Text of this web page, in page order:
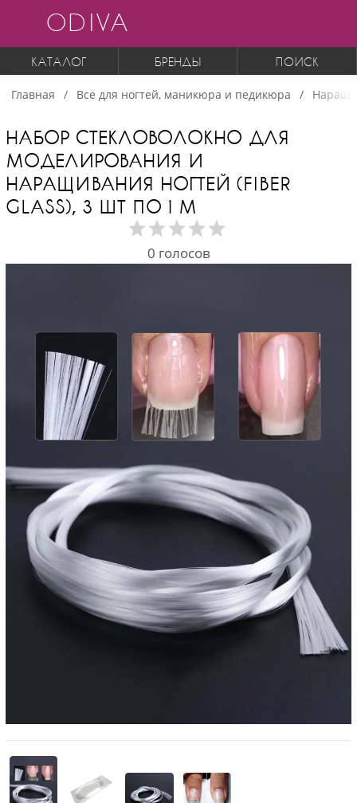
ODIVA
КАТАЛОГ БРЕНДЫ ПОИСК
Главная Все для ногтей, маникюра и педикюра
НАБОР СТЕКЛОВОЛОКНО ДЛЯ
МОДЕЛИРОВАНИЯ И
НАРАЩИВАНИЯ НОГТЕЙ (FIBER
GLASS), 3 ШТ ПО 1 М
0 голосов